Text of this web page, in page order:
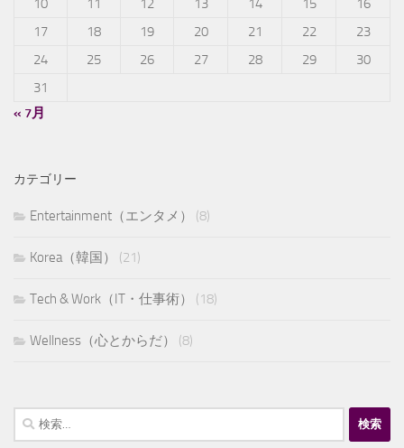
10 11 12 13 14 15
16
17
18 19 20 21 22
23
24
25 26 27 28 29
30
31
« 7月
カテゴリー
Entertainment（エンタメ） (8)
Korea（韓国） (21)
Tech & Work（IT・仕事術） (18)
Wellness（心とからだ） (8)
検
索: